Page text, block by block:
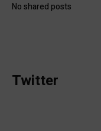
No shared posts
Twitter